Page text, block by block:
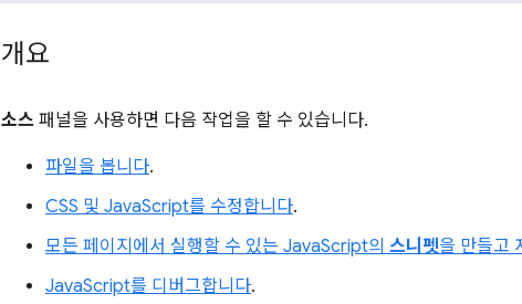
개요
소스 패널을 사용하면 다음 작업을 할 수 있습니다.
파일을 봅니다.
CSS 및 JavaScript를 수정합니다.
모든 페이지에서 실행할 수 있는 JavaScript의 스니펫을 만들고
JavaScript를 디버그합니다.